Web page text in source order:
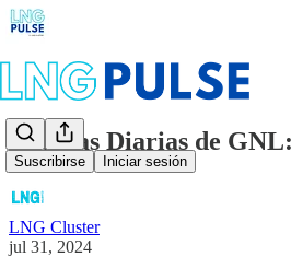
Suscribirse Iniciar sesión
Noticias Diarias de
LNG Cluster
jul 31, 2024